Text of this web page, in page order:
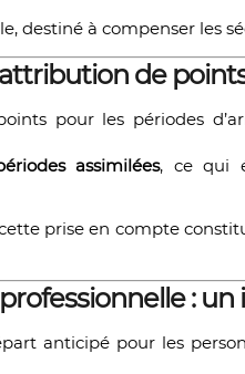
destiné à compenser les
de
pour les périodes
assimilées, ce qui
prise en compte
:
anticipé pour les